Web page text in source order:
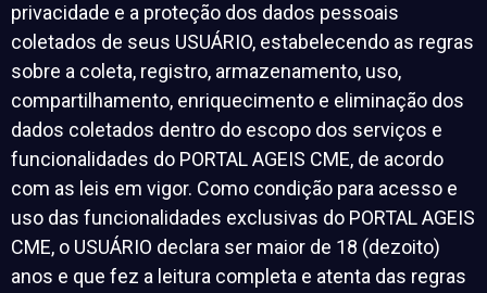
privacidade e a proteção dos dados pessoais
coletados de seus USUÁRIO, estabelecendo as regras
sobre a coleta, registro, armazenamento, uso,
compartilhamento, enriquecimento e eliminação dos
dados coletados dentro do escopo dos serviços e
funcionalidades do PORTAL AGEIS CME, de acordo
com as leis em vigor. Como condição para acesso e
uso das funcionalidades exclusivas do PORTAL AGEIS
CME, o USUÁRIO declara ser maior de 18 (dezoito)
anos e que fez a leitura completa e atenta das regras